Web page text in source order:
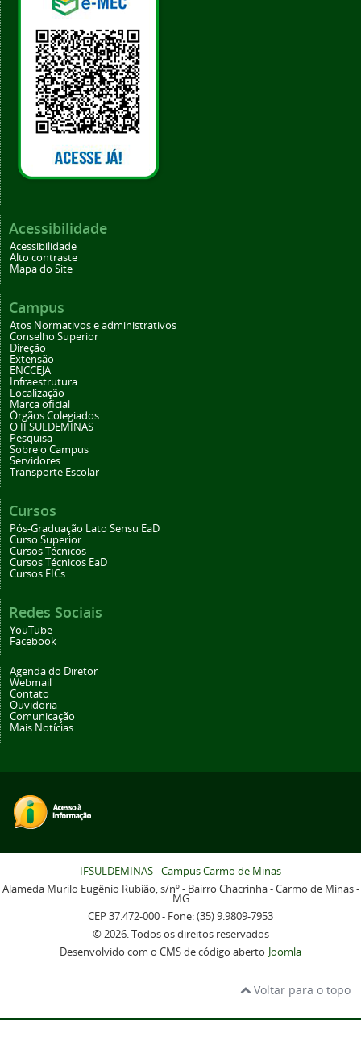
Acessibilidade
Acessibilidade
Alto contraste
Mapa do Site
Campus
Atos Normativos e administrativos
Conselho Superior
Direção
Extensão
ENCCEJA
Infraestrutura
Localização
Marca oficial
Órgãos Colegiados
O IFSULDEMINAS
Pesquisa
Sobre o Campus
Servidores
Transporte Escolar
Cursos
Pós-Graduação Lato Sensu EaD
Curso Superior
Cursos Técnicos
Cursos Técnicos EaD
Cursos FICs
Redes Sociais
YouTube
Facebook
Agenda do Diretor
Webmail
Contato
Ouvidoria
Comunicação
Mais Notícias
IFSULDEMINAS - Campus Carmo de Minas
Alameda Murilo Eugênio Rubião, s/nº - Bairro Chacrinha - Carmo de Minas -
MG
CEP 37.472-000 - Fone: (35) 9.9809-7953
© 2026. Todos os direitos reservados
Desenvolvido com o CMS de código aberto Joomla
Voltar para o topo